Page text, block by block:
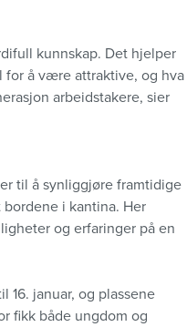
kunnskap. Det hjelper
for å være attraktive, og hva
arbeidstakere, sier
til å synliggjøre framtidige
i kantina. Her
og erfaringer på en
16. januar, og plassene
fikk både ungdom og